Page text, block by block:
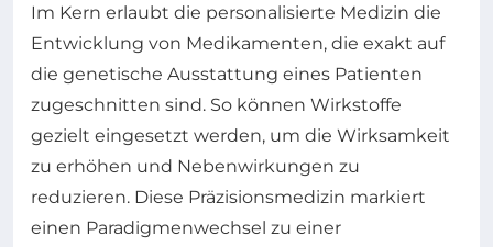
Im Kern erlaubt die personalisierte Medizin die
Entwicklung von Medikamenten, die exakt auf
die genetische Ausstattung eines Patienten
zugeschnitten sind. So können Wirkstoffe
gezielt eingesetzt werden, um die Wirksamkeit
zu erhöhen und Nebenwirkungen zu
reduzieren. Diese Präzisionsmedizin markiert
einen Paradigmenwechsel zu einer